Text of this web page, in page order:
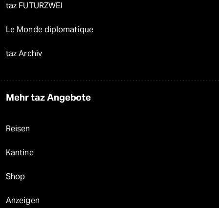
taz FUTURZWEI
Le Monde diplomatique
taz Archiv
Mehr taz Angebote
Reisen
Kantine
Shop
Anzeigen